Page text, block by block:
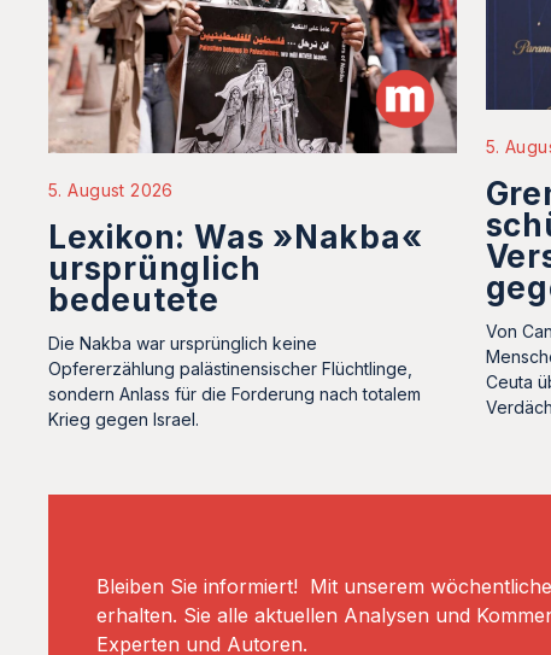
5. August 2026
Lexikon: Was »Nakba«
ursprünglich
bedeutete
Die Nakba war ursprünglich keine
Opfererzählung palästinensischer Flüchtlinge,
sondern Anlass für die Forderung nach totalem
Krieg gegen Israel.
5.
Von
Ceuta
Bleiben Sie informiert! Mit unserem
erhalten. Sie alle aktuellen Analysen und
Experten und Autoren.